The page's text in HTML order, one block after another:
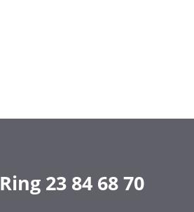
Ring 23 84 68 70